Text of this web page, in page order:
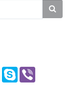
Message
Skype